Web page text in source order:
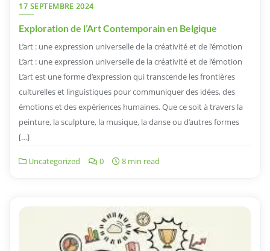
17 SEPTEMBRE 2024
Exploration de l’Art Contemporain en Belgique
L’art : une expression universelle de la créativité et de l’émotion
L’art : une expression universelle de la créativité et de l’émotion
L’art est une forme d’expression qui transcende les frontières
culturelles et linguistiques pour communiquer des idées, des
émotions et des expériences humaines. Que ce soit à travers la
peinture, la sculpture, la musique, la danse ou d’autres formes
[…]
Uncategorized 0 8 min read